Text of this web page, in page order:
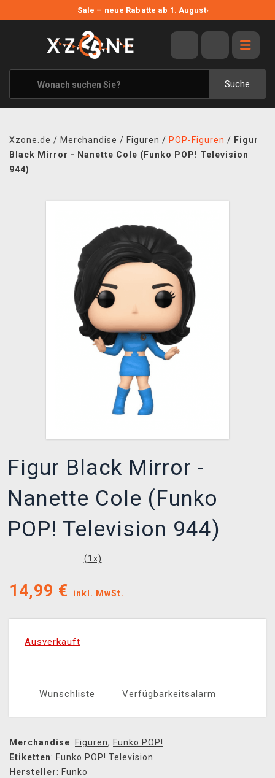
Sale – neue Rabatte ab 1. August›
Suche
ANGEBOTE
ALLE MARKEN
XZONE ORIGINALS
KLEIDUNG & ACCESSOIRES
BÜCHER & COMICS
XZONE CLUB
Xzone.de / Merchandise / Figuren / POP-Figuren / Figur
Black Mirror - Nanette Cole (Funko POP! Television
944)
Figur Black Mirror -
Nanette Cole (Funko
POP! Television 944)
(1 x)
14,99 € inkl. MwSt.
Ausverkauft
Wunschliste Verfügbarkeitsalarm
Merchandise: Figuren, Funko POP!
Etiketten: Funko POP! Television
Hersteller: Funko